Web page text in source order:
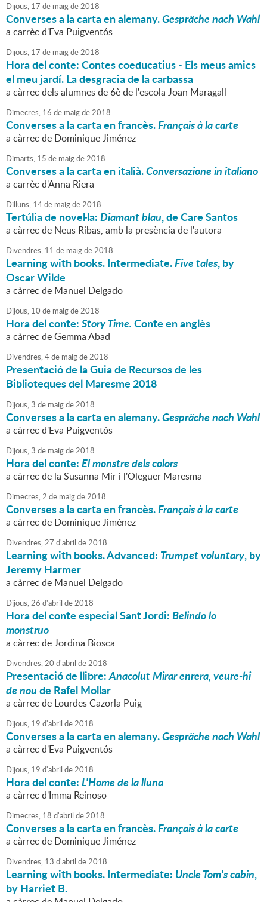
Dijous, 17 de maigde2018
Converses a la carta en alemany.Gespräche nach Wahl
a carrèc d'Eva Puigventós
Dijous, 17 de maigde2018
Hora del conte: Contes coeducatius - Els meus amics
el meu jardí. La desgracia de la carbassa
a càrrec dels alumnes de 6è de l'escola Joan Maragall
Dimecres, 16 de maigde2018
Converses a la carta en francès.Français à la carte
a càrrec de Dominique Jiménez
Dimarts, 15 de maigde2018
Converses a la carta en italià.Conversazione in italiano
a carrèc d'Anna Riera
Dilluns, 14de maigde2018
Tertúlia de novel·la:Diamant blau, de Care Santos
a càrrec de Neus Ribas, amb la presència de l'autora
Divendres, 11 de maigde2018
Learning with books. Intermediate.Five tales, by
Oscar Wilde
a càrrec de Manuel Delgado
Dijous, 10 de maigde2018
Hora del conte:Story Time.Conte en anglès
a càrrec de Gemma Abad
Divendres,4de maigde2018
Presentació de la Guia de Recursos de les
Biblioteques del Maresme 2018
Dijous,3 de maigde2018
Converses a la carta en alemany.Gespräche nach Wahl
a càrrec d'Eva Puigventós
Dijous,3 de maigde2018
Hora del conte:El monstre dels colors
a càrrec de la Susanna Mir i l'Oleguer Maresma
Dimecres,2 de maigde2018
Converses a la carta en francès.Français à la carte
a càrrec de Dominique Jiménez
Divendres,27 d'abril de2018
Learning with books. Advanced: Trumpet voluntary, by
Jeremy Harmer
a càrrec de Manuel Delgado
Dijous,26 d'abril de2018
Hora del conte especial Sant Jordi:Belindo lo
monstruo
a càrrec de Jordina Biosca
Divendres,20 d'abril de2018
Presentació de llibre:Anacolut Mirar enrera, veure-hi
de noude Rafel Mollar
a càrrec de Lourdes Cazorla Puig
Dijous, 19 d'abril de2018
Converses a la carta en alemany.Gespräche nach Wahl
a càrrec d'Eva Puigventós
Dijous, 19 d'abril de2018
Hora del conte:L'Home de la lluna
a càrrec d'Imma Reinoso
Dimecres, 18 d'abril de2018
Converses a la carta en francès.Français à la carte
a càrrec de Dominique Jiménez
Divendres, 13 d'abril de2018
Learning with books. Intermediate: Uncle Tom's cabin,
by Harriet B.